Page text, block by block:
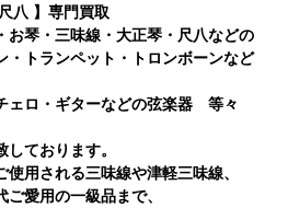
八 】専門買取
お琴・三味線・大正琴・尺八などの
・トランペット・トロンボーンなど
ェロ・ギターなどの弦楽器 等々
ております。
用される三味線や津軽三味線、
愛用の一級品まで、